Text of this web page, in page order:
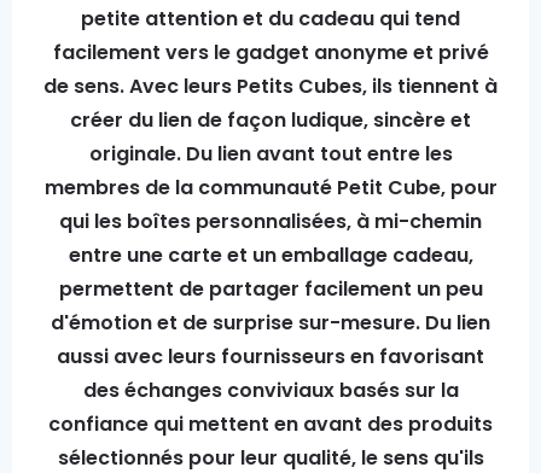
petite attention et du cadeau qui tend
facilement vers le gadget anonyme et privé
de sens. Avec leurs Petits Cubes, ils tiennent à
créer du lien de façon ludique, sincère et
originale. Du lien avant tout entre les
membres de la communauté Petit Cube, pour
qui les boîtes personnalisées, à mi-chemin
entre une carte et un emballage cadeau,
permettent de partager facilement un peu
d'émotion et de surprise sur-mesure. Du lien
aussi avec leurs fournisseurs en favorisant
des échanges conviviaux basés sur la
confiance qui mettent en avant des produits
sélectionnés pour leur qualité, le sens qu'ils